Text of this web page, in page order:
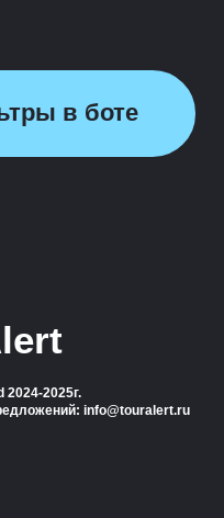
в боте
2025г.
info@touralert.ru